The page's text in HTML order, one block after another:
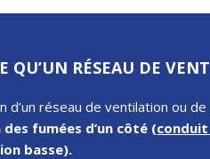
QU’UN RÉSEAU DE
d’un réseau de ventilation ou
fumées d’un côté (
basse).